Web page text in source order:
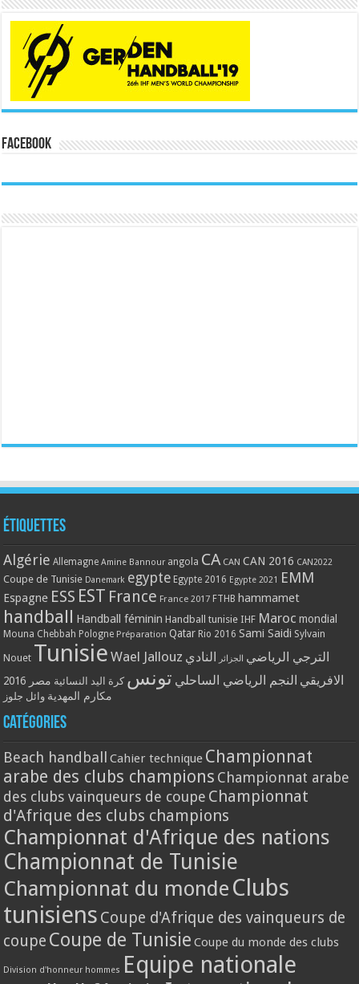
Facebook
Étiquettes
Algérie Allemagne Amine Bannour angola CA CAN CAN 2016 CAN2022
Coupe de Tunisie Danemark egypte Egypte 2016 Egypte 2021 EMM
Espagne ESS EST France France 2017 FTHB hammamet
handball Handball féminin Handball tunisie IHF Maroc mondial
Mouna Chebbah Pologne Préparation Qatar Rio 2016 Sami Saidi Sylvain
Nouet Tunisie Wael Jallouz الترجي الرياضي الجزائر النادي
الافريقي النجم الرياضي الساحلي تونس كرة اليد النسائية مصر 2016
مكارم المهدية وائل جلوز
Catégories
Beach handball Cahier technique Championnat
arabe des clubs champions Championnat arabe
des clubs vainqueurs de coupe Championnat
d'Afrique des clubs champions
Championnat d'Afrique des nations
Championnat de Tunisie
Championnat du monde Clubs
tunisiens Coupe d'Afrique des vainqueurs de
coupe Coupe de Tunisie Coupe du monde des clubs
Division d'honneur hommes Equipe nationale